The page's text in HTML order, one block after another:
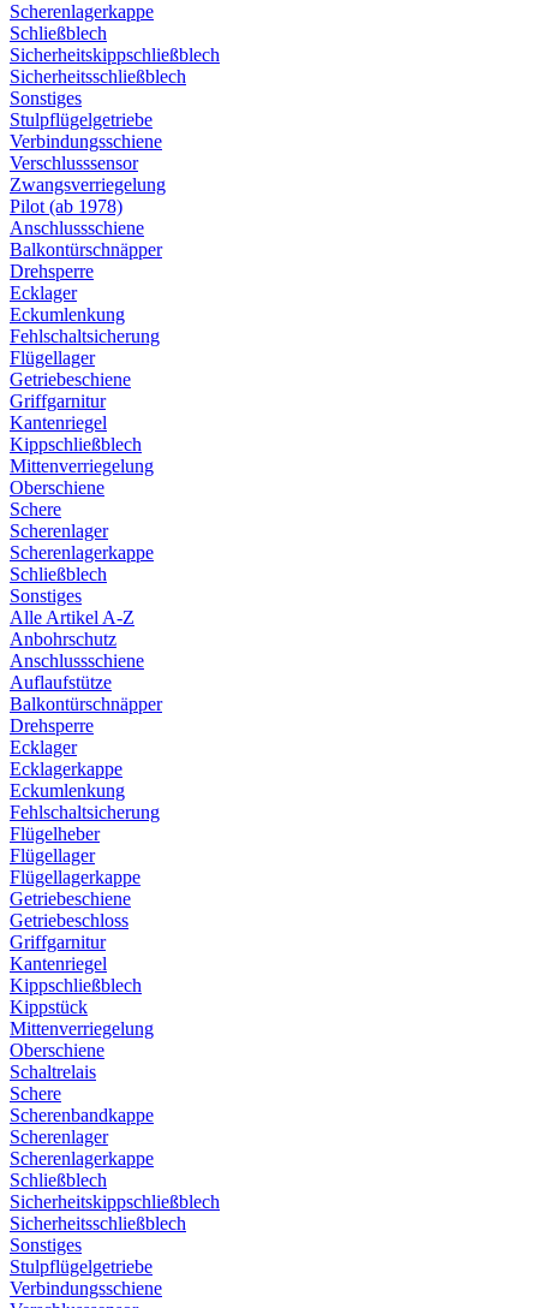
Scherenlagerkappe
Schließblech
Sicherheitskippschließblech
Sicherheitsschließblech
Sonstiges
Stulpflügelgetriebe
Verbindungsschiene
Verschlusssensor
Zwangsverriegelung
Pilot (ab 1978)
Anschlussschiene
Balkontürschnäpper
Drehsperre
Ecklager
Eckumlenkung
Fehlschaltsicherung
Flügellager
Getriebeschiene
Griffgarnitur
Kantenriegel
Kippschließblech
Mittenverriegelung
Oberschiene
Schere
Scherenlager
Scherenlagerkappe
Schließblech
Sonstiges
Alle Artikel A-Z
Anbohrschutz
Anschlussschiene
Auflaufstütze
Balkontürschnäpper
Drehsperre
Ecklager
Ecklagerkappe
Eckumlenkung
Fehlschaltsicherung
Flügelheber
Flügellager
Flügellagerkappe
Getriebeschiene
Getriebeschloss
Griffgarnitur
Kantenriegel
Kippschließblech
Kippstück
Mittenverriegelung
Oberschiene
Schaltrelais
Schere
Scherenbandkappe
Scherenlager
Scherenlagerkappe
Schließblech
Sicherheitskippschließblech
Sicherheitsschließblech
Sonstiges
Stulpflügelgetriebe
Verbindungsschiene